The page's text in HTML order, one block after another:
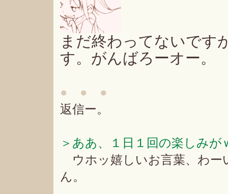
まだ終わってないです
す。がんばろーオー。
● ● ●
返信ー。
＞ああ、１日１回の楽しみ
ウホッ嬉しいお言葉、わー
ん。